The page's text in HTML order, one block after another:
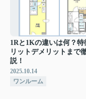
1Rと1Kの違いは何？特
リットデメリットまで
説！
2025.10.14
ワンルーム